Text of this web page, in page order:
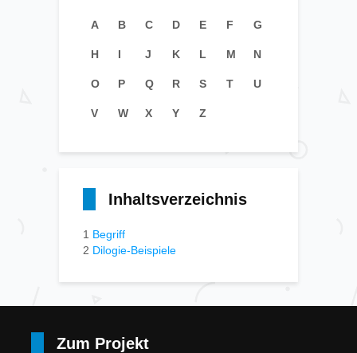
A B C D E F G
H I J K L M N
O P Q R S T U
V W X Y Z
Inhaltsverzeichnis
1 Begriff
2 Dilogie-Beispiele
Zum Projekt